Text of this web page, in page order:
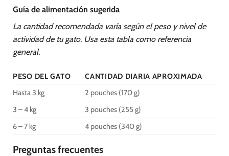
Guía de alimentación sugerida
La cantidad recomendada varía según el peso y nivel de
actividad de tu gato. Usa esta tabla como referencia
general.
PESO DEL GATO
CANTIDAD DIARIA APROXIMADA
Hasta 3 kg
2 pouches (170 g)
3 – 4 kg
3 pouches (255 g)
6 – 7 kg
4 pouches (340 g)
Preguntas frecuentes